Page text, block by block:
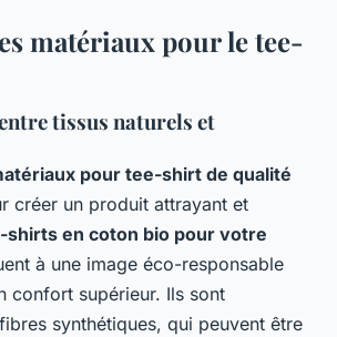
matériaux pour le tee-
tissus naturels et
pour tee-shirt de qualité
créer un produit attrayant et
shirts en coton bio pour votre
à une image éco-responsable
confort supérieur. Ils sont
synthétiques, qui peuvent être